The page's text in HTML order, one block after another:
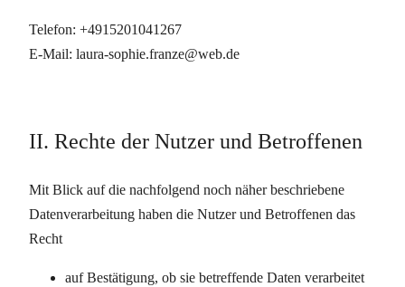
Telefon: +4915201041267
E-Mail: laura-sophie.franze@web.de
II. Rechte der Nutzer und Betroffenen
Mit Blick auf die nachfolgend noch näher beschriebene
Datenverarbeitung haben die Nutzer und Betroffenen das
Recht
auf Bestätigung, ob sie betreffende Daten verarbeitet